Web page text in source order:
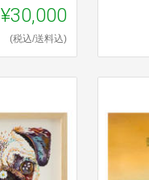
¥30,000
(税込/送料込)